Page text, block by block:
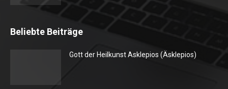
Beliebte Beiträge
Gott der Heilkunst Asklepios (Äsklepios)